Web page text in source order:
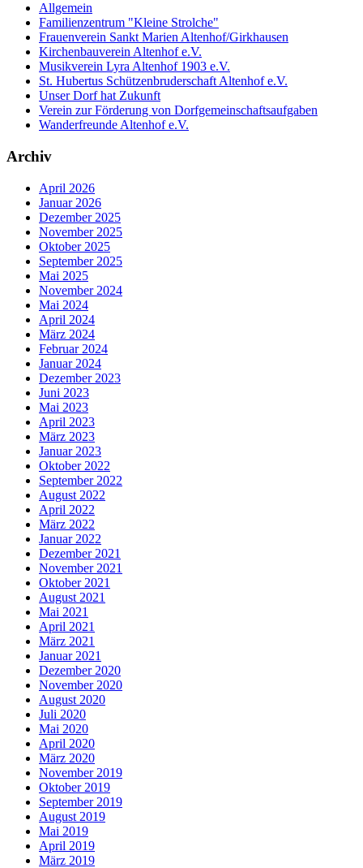
Allgemein
Familienzentrum "Kleine Strolche"
Frauenverein Sankt Marien Altenhof/Girkhausen
Kirchenbauverein Altenhof e.V.
Musikverein Lyra Altenhof 1903 e.V.
St. Hubertus Schützenbruderschaft Altenhof e.V.
Unser Dorf hat Zukunft
Verein zur Förderung von Dorfgemeinschaftsaufgaben
Wanderfreunde Altenhof e.V.
Archiv
April 2026
Januar 2026
Dezember 2025
November 2025
Oktober 2025
September 2025
Mai 2025
November 2024
Mai 2024
April 2024
März 2024
Februar 2024
Januar 2024
Dezember 2023
Juni 2023
Mai 2023
April 2023
März 2023
Januar 2023
Oktober 2022
September 2022
August 2022
April 2022
März 2022
Januar 2022
Dezember 2021
November 2021
Oktober 2021
August 2021
Mai 2021
April 2021
März 2021
Januar 2021
Dezember 2020
November 2020
August 2020
Juli 2020
Mai 2020
April 2020
März 2020
November 2019
Oktober 2019
September 2019
August 2019
Mai 2019
April 2019
März 2019